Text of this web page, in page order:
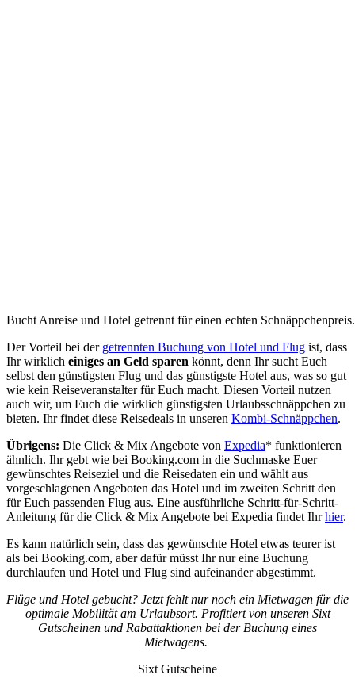
Bucht Anreise und Hotel getrennt für einen echten
Der Vorteil bei der getrennten Buchung von Hotel und Flug ist, dass
Ihr wirklich einiges an Geld sparen könnt, denn Ihr sucht Euch
selbst den günstigsten Flug und das günstigste Hotel aus, was so gut
wie kein Reiseveranstalter für Euch macht. Diesen Vorteil nutzen
auch wir, um Euch die wirklich günstigsten Urlaubsschnäppchen zu
bieten. Ihr findet diese Reisedeals in unseren Kombi-Schnäppchen.
Übrigens: Die Click & Mix Angebote von Expedia* funktionieren
ähnlich. Ihr gebt wie bei Booking.com in die Suchmaske Euer
gewünschtes Reiseziel und die Reisedaten ein und wählt aus
vorgeschlagenen Angeboten das Hotel und im zweiten Schritt den
für Euch passenden Flug aus. Eine ausführliche Schritt-für-Schritt-
Anleitung für die Click & Mix Angebote bei Expedia findet Ihrhier.
Es kann natürlich sein, dass das gewünschte Hotel etwas teurer ist
als bei Booking.com, aber dafür müsst Ihr nur eine Buchung
durchlaufen und Hotel und Flug sind aufeinander abgestimmt.
Flüge und Hotel gebucht? Jetzt fehlt nur noch ein Mietwagen für die
optimale Mobilität am Urlaubsort. Profitiert von unseren Sixt
Gutscheinen und Rabattaktionen bei der Buchung eines
Mietwagens.
Sixt Gutscheine